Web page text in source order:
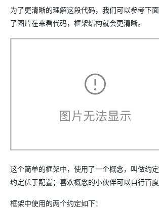
为了更清晰的理解这段代码，我们可以参考下
了图片在来看代码，框架结构就会更清晰。
这个简单的框架中，使用了一个概念，叫做约
约定优于配置；喜欢概念的小伙伴可以自行百度
框架中使用的两个约定如下：